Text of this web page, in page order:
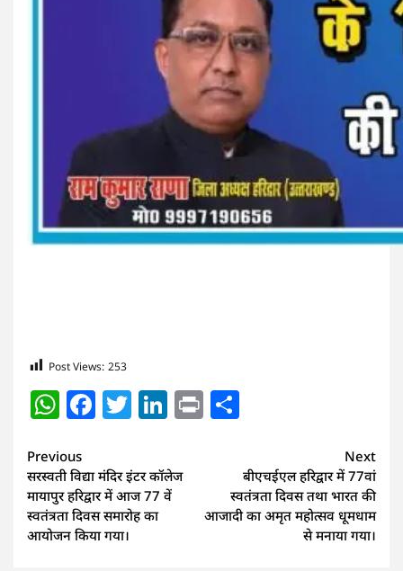
Post Views: 253
WhatsApp
Facebook
Twitter
LinkedIn
Print
Continue
Reading
Previous
सरस्वती विद्या मंदिर इंटर कॉलेज
मायापुर हरिद्वार में आज 77 वें
स्वतंत्रता दिवस समारोह का
आयोजन किया गया।
Next
बीएचईएल हरिद्वार में 77वां
स्वतंत्रता दिवस तथा भारत की
आजादी का अमृत महोत्सव धूमधाम
से मनाया गया।